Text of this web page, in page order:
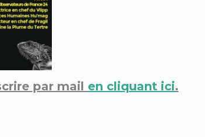
par mail en cliquant ici.